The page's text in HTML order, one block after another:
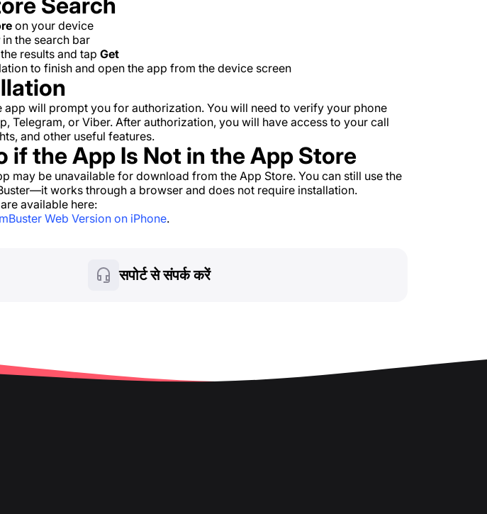
on your device
in the search bar
results and tap Get
to finish and open the app from the device screen
app will prompt you for authorization. You will need to verify your phone
Telegram, or Viber. After authorization, you will have access to your call
and other useful features.
if the App Is Not in the App Store
may be unavailable for download from the App Store. You can still use the
works through a browser and does not require installation.
available here:
Web Version on iPhone.
सपोर्ट से संपर्क करें